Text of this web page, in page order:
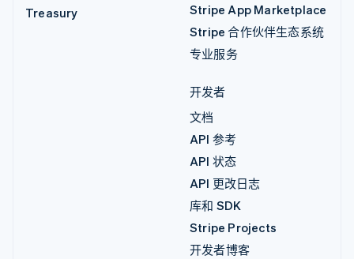
Treasury
Stripe App Marketplace
Stripe 合作伙伴生态系统
专业服务
开发者
文档
API 参考
API 状态
API 更改日志
库和 SDK
Stripe Projects
开发者博客